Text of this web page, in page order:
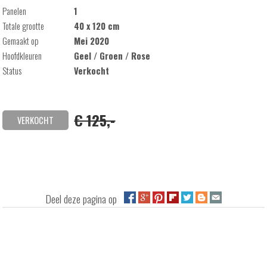
Panelen
1
Totale grootte
40 x 120 cm
Gemaakt op
Mei 2020
Hoofdkleuren
Geel / Groen / Rose
Status
Verkocht
VERKOCHT € 125,-
Deel deze pagina op